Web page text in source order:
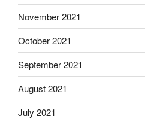
November 2021
October 2021
September 2021
August 2021
July 2021